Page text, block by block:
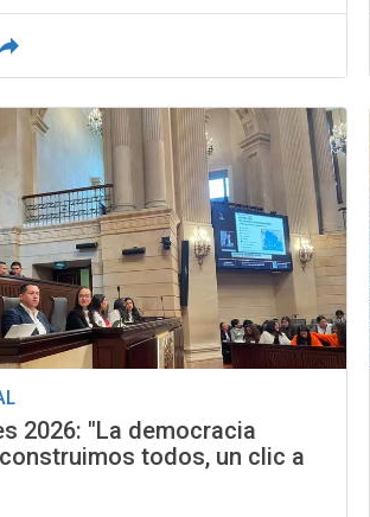
2026: "La democracia
todos, un clic a